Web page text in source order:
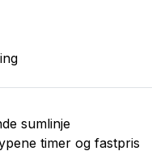
sumlinje
timer og fastpris